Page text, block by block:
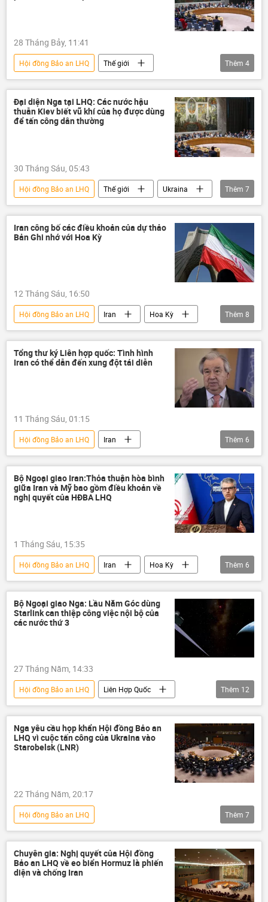
28 Tháng Bảy, 11:41
Hội đồng Bảo an LHQ
Thế giới
Liên Hợp Quốc
Hoa Kỳ
Pháp
Báo chí thế giới
Thêm 4
Đại diện Nga tại LHQ: Các nước hậu
thuẫn Kiev biết vũ khí của họ được dùng
để tấn công dân thường
30 Tháng Sáu, 05:43
Hội đồng Bảo an LHQ Thế giới
Ukraina
Nga
Belarus
máy bay không người lái
UAV
Châu Âu
Liên Hợp Quốc
Thêm 7
Iran công bố các điều khoản của dự thảo
Bản Ghi nhớ với Hoa Kỳ
12 Tháng Sáu, 16:50
Hội đồng Bảo an LHQ Iran
Hoa Kỳ
Xung đột Mỹ-Iran
Thế giới
Lebanon
đàm phán
eo biển Hormuz
usd
IAEA
Thêm 8
Tổng thư ký Liên hợp quốc: Tình hình
Iran có thể dẫn đến xung đột tái diễn
11 Tháng Sáu, 01:15
Hội đồng Bảo an LHQ
Iran
Xung đột Mỹ-Iran
Thế giới
Hoa Kỳ
Trung Đông
eo biển Hormuz
Antonio Guterres
Thêm 6
Bộ Ngoại giao Iran:Thỏa thuận hòa bình
giữa Iran và Mỹ bao gồm điều khoản về
nghị quyết của HĐBA LHQ
1 Tháng Sáu, 15:35
Hội đồng Bảo an LHQ Iran
Hoa Kỳ
Chính trị
Thế giới
xung đột quân sự
xung đột
Liên Hợp Quốc
Trung Đông
Thêm 6
Bộ Ngoại giao Nga: Lầu Năm Góc dùng
Starlink can thiệp công việc nội bộ của
các nước thứ 3
27 Tháng Năm, 14:33
Hội đồng Bảo an LHQ
Liên Hợp Quốc
Chính trị
Thế giới
Pentagon
Nga
Bộ Ngoại giao Nga
Lầu Năm Góc
Pháp luật
SpaceX
Thêm 12
Nga yêu cầu họp khẩn Hội đồng Bảo an
LHQ vì cuộc tấn công của Ukraina vào
Starobelsk (LNR)
22 Tháng Năm, 20:17
Hội đồng Bảo an LHQ
Chiến dịch quân sự đặc biệt tại Ukraina
Thế giới
Nga
Liên Hợp Quốc
Ukraina
Quân đội Ukraina
Thêm 7
Chuyên gia: Nghị quyết của Hội đồng
Bảo an LHQ về eo biển Hormuz là phiến
diện và chống Iran